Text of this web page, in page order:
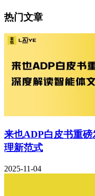
热门文章
来也ADP白皮书重
理新范式
2025-11-04